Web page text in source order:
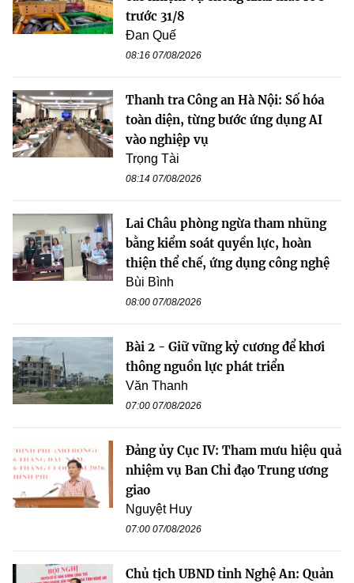
trước 31/8
Đan Quế
08:16 07/08/2026
Thanh tra Công an Hà Nội: Số hóa
toàn diện, từng bước ứng dụng AI
vào nghiệp vụ
Trọng Tài
08:14 07/08/2026
Lai Châu phòng ngừa tham nhũng
bằng kiểm soát quyền lực, hoàn
thiện thể chế, ứng dụng công nghệ
Bùi Bình
08:00 07/08/2026
Bài 2 - Giữ vững kỷ cương để khơi
thông nguồn lực phát triển
Văn Thanh
07:00 07/08/2026
Đảng ủy Cục IV: Tham mưu hiệu quả
nhiệm vụ Ban Chỉ đạo Trung ương
giao
Nguyệt Huy
07:00 07/08/2026
Chủ tịch UBND tỉnh Nghệ An: Quản